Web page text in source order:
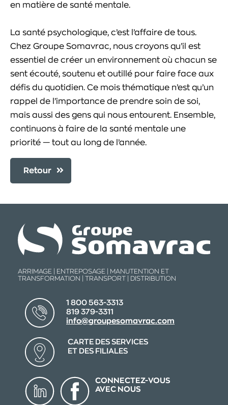
en matière de santé mentale.
La santé psychologique, c’est l’affaire de tous.
Chez Groupe Somavrac, nous croyons qu’il est
essentiel de créer un environnement où chacun se
sent écouté, soutenu et outillé pour faire face aux
défis du quotidien. Ce mois thématique n’est qu’un
rappel de l’importance de prendre soin de soi,
mais aussi des gens qui nous entourent. Ensemble,
continuons à faire de la santé mentale une
priorité — tout au long de l’année.
Retour
ARRIMAGE | ENTREPOSAGE | MANUTENTION ET
TRANSFORMATION | TRANSPORT | DISTRIBUTION
1 800 563-3313
819 379-3311
info@groupesomavrac.com
CARTE DES SERVICES
ET DES FILIALES
CONNECTEZ-VOUS
AVEC NOUS